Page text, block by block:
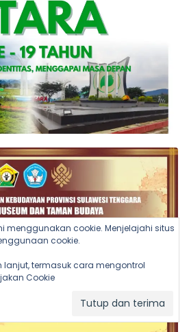
menggunakan cookie. Menjelajahi situs
cookie.
lanjut, termasuk cara mengontrol
Cookie